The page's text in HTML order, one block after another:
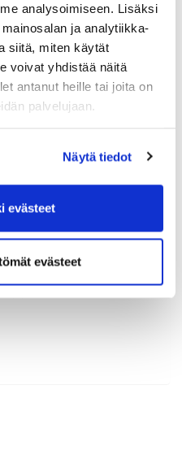
analysoimiseen. Lisäksi
ja analytiikka-
siitä, miten käytät
voivat yhdistää näitä
antanut heille tai joita on
palvelujaan.
Näytä tiedot
evästeet
evästeet
Rekisteröidy
kauppakamari